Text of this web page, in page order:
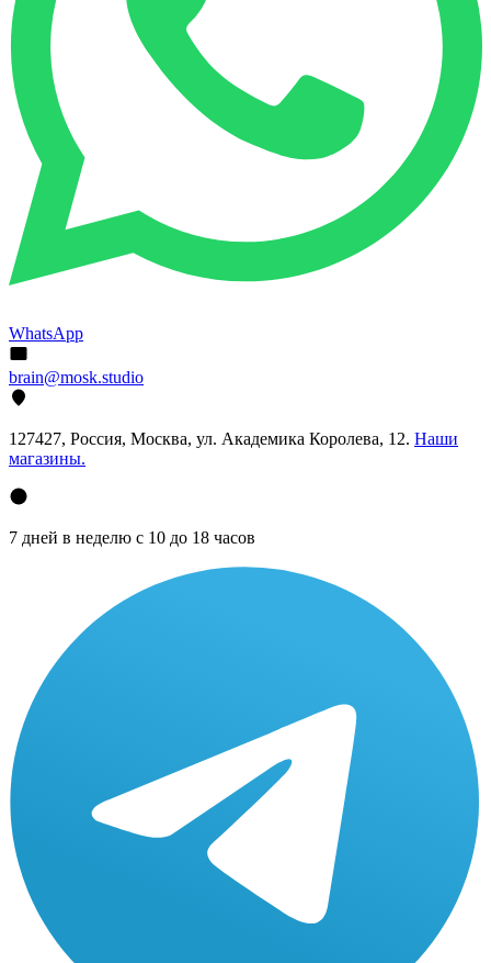
WhatsApp
brain@mosk.studio
127427, Россия, Москва, ул. Академика Королева, 12. Наши
магазины.
7 дней в неделю с 10 до 18 часов